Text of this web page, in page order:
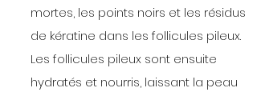
mortes, les points noirs et les résidus
de kératine dans les follicules pileux.
Les follicules pileux sont ensuite
hydratés et nourris, laissant la peau